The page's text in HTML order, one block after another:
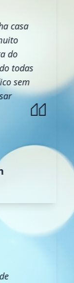
casa
do
todas
sem